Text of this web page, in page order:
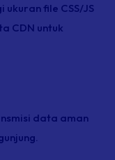
ukuranfile CSS/JS
CDN untuk
data aman